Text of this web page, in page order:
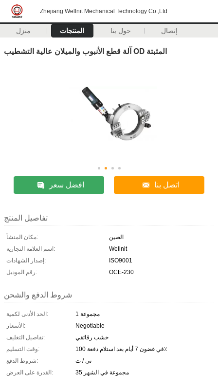
Zhejiang Wellnit Mechanical Technology Co.,Ltd
منزل المنتجات حول بنا إتصال
آلة قطع الأنبوب والميلان عالية التشطيب OD المثبتة
افضل سعر اتصل بنا
تفاصيل المنتج
مكان المنشأ:
الصين
اسم العلامة التجارية:
Wellnit
إصدار الشهادات:
ISO9001
رقم الموديل:
OCE-230
شروط الدفع والشحن
الحد الأدنى لكمية:
1 مجموعة
الأسعار:
Negotiable
تفاصيل التغليف:
خشب رقائقي
وقت التسليم:
في غضون 7 أيام بعد استلام دفعة 100٪
شروط الدفع:
تي / ت
القدرة على العرض:
35 مجموعة في الشهر